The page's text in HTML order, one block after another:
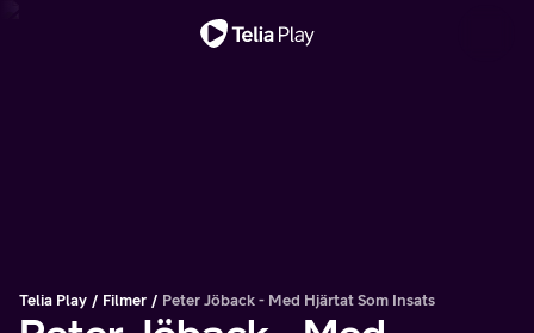
Telia Play Filmer Peter Jöback - Med Hjärtat Som Insats